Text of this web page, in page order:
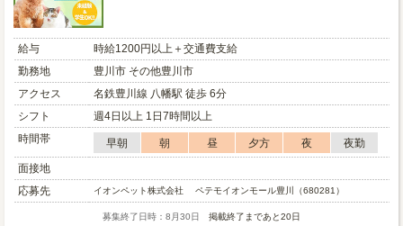
給与
時給1200円以上＋交通費支給
勤務地
豊川市 その他豊川市
アクセス
名鉄豊川線 八幡駅 徒歩 6分
シフト
週4日以上 1日7時間以上
時間帯
早朝 朝 昼 夕方 夜
夜勤
面接地
応募先
イオンペット株式会社 ペテモイオンモール豊川（680281）
募集終了日時：8月30日 掲載終了まであと20日